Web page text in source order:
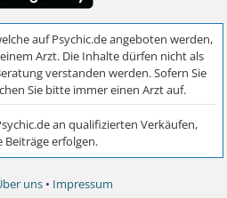
uns • Impressum